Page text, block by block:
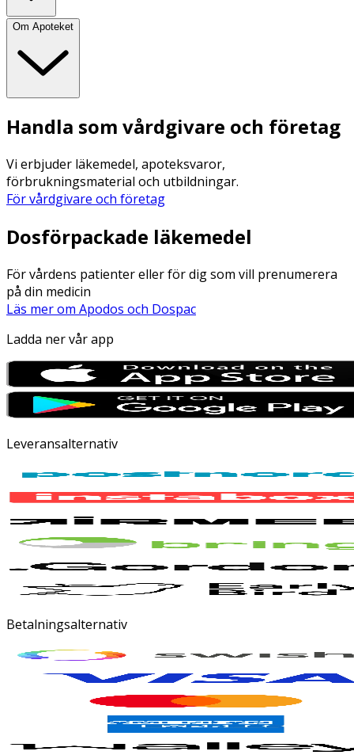
Om Apoteket
Handla som vårdgivare och företag
Vi erbjuder läkemedel, apoteksvaror,
förbrukningsmaterial och utbildningar.
För vårdgivare och företag
Dosförpackade läkemedel
För vårdens patienter eller för dig som vill prenumerera
på din medicin
Läs mer om Apodos och Dospac
Ladda ner vår app
Leveransalternativ
Betalningsalternativ